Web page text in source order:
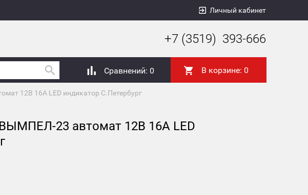
Личный кабинет
+7 (3519) 393-666
Сравнений: 0 В корзине: 0
12В 16А LED индикатор С.Петербург
23 автомат 12В 16А LED